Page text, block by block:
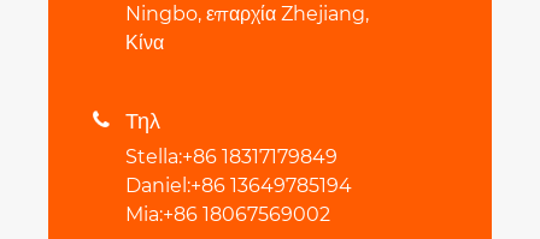
Ningbo, επαρχία Zhejiang,
Κίνα
 Τηλ
Stella:+86 18317179849
Daniel:+86 13649785194
Mia:+86 18067569002